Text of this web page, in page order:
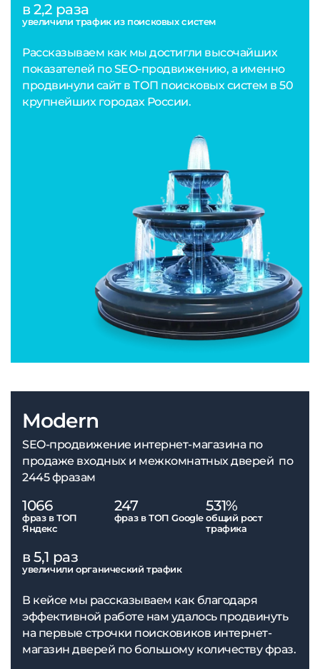
в 2,2 раза
увеличили трафик из поисковых систем
Рассказываем как мы достигли высочайших
показателей по SEO-продвижению, а именно
продвинули сайт в ТОП поисковых систем в 50
крупнейших городах России.
Modern
SEO-продвижение интернет-магазина по
продаже входных и межкомнатных дверей по
2445 фразам
1066
фраз в ТОП
Яндекс
247
фраз в ТОП Google
531%
общий рост
трафика
в 5,1 раз
увеличили органический трафик
В кейсе мы рассказываем как благодаря
эффективной работе нам удалось продвинуть
на первые строчки поисковиков интернет-
магазин дверей по большому количеству фраз.